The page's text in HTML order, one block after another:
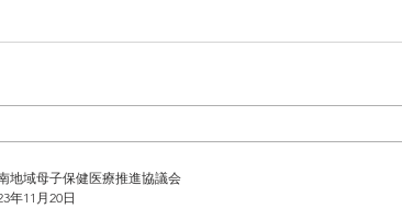
地域母子保健医療推進協議会
年11月20日